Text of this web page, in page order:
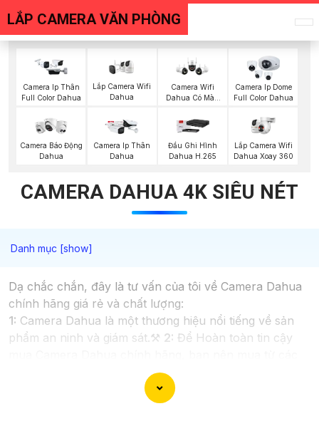
LẮP CAMERA VĂN PHÒNG
Camera Ip Thân
Full Color Dahua
Lắp Camera Wifi
Dahua
Camera Wifi
Dahua Có Màu
Camera Ip Dome
Full Color Dahua
Camera Báo Động
Dahua
Camera Ip Thân
Dahua
Đầu Ghi Hình
Dahua H.265
Lắp Camera Wifi
Dahua Xoay 360
CAMERA DAHUA 4K SIÊU NÉT
Dạ chắc chắn, đây là tư vấn của tôi về Camera Dahua
chính hãng giá rẻ và chất lượng:
1: Camera Dahua là một thương hiệu nổi tiếng về sản
phẩm an ninh và giám sát.⚒ 2: Để Hoàn toàn tin cậy
cửa hàng uy tín hoặc các đại lý chính thức của
Mức giá của Camera Dahua có thể thay đổi
tùy vào model và chức năng của camera. Bạn nên tìm